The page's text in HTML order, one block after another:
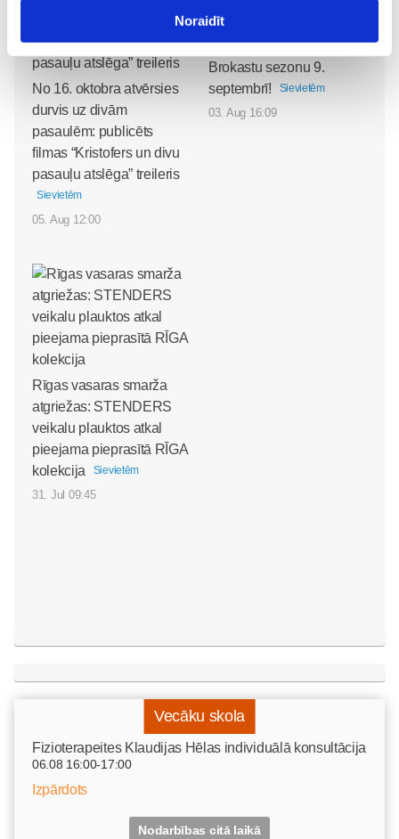
Noraidīt
No 16. oktobra atvērsies
durvis uz divām
pasaulēm: publicēts
filmas “Kristofers un divu
pasauļu atslēga” treileris
Sievietēm
05. Aug 12:00
Sākam jauno Māmiņu
Brokastu sezonu 9.
septembrī!
Sievietēm
03. Aug 16:09
Rīgas vasaras smarža
atgriežas: STENDERS
veikalu plauktos atkal
pieejama pieprasītā RĪGA
kolekcija
Sievietēm
31. Jul 09:45
Vecāku skola
Fizioterapeites Klaudijas Hēlas individuālā konsultācija
06.08 16:00-17:00
Izpārdots
Nodarbības citā laikā